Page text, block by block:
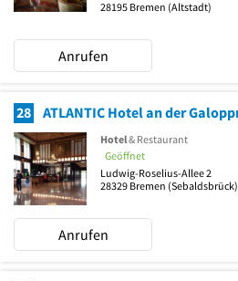
28195 Bremen (Altstadt)
Anrufen
28
Hotel& Restaurant
Geöffnet
Ludwig-Roselius-Allee 2
28329 Bremen (Sebaldsbrück)
Anrufen